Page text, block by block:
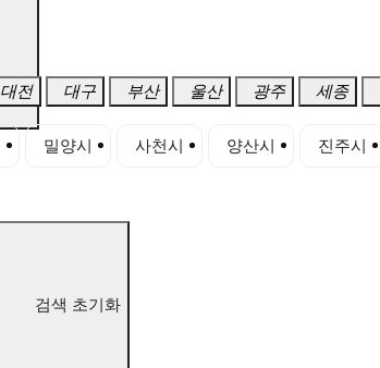
대전 대구 부산 울산 광주 세종
밀양시 사천시 양산시 진주시
검색 초기화